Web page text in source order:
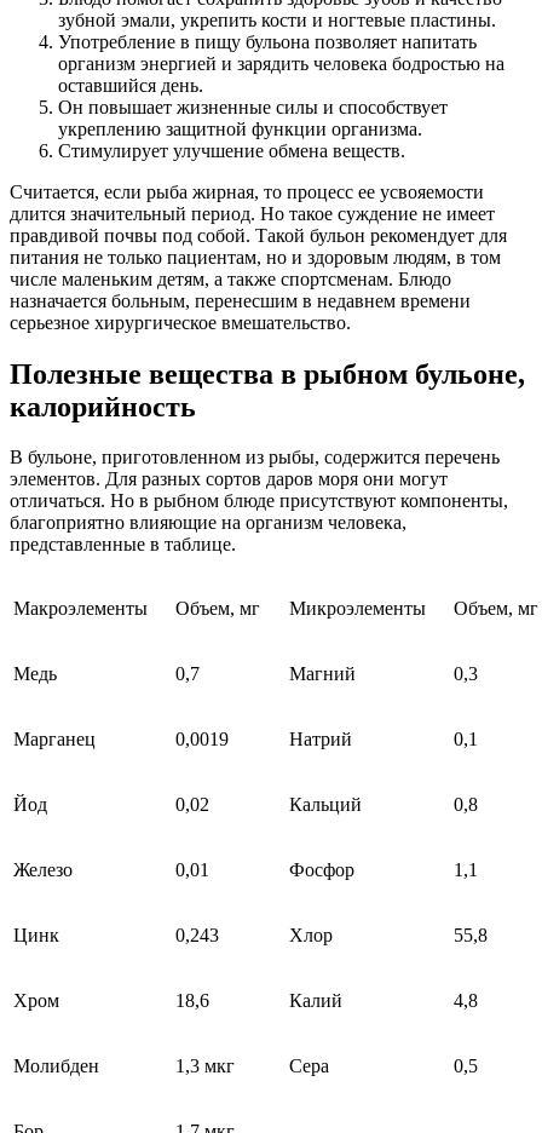
зубной эмали, укрепить кости и ногтевые пластины.
Употребление в пищу бульона позволяет напитать
организм энергией и зарядить человека бодростью на
оставшийся день.
Он повышает жизненные силы и способствует
укреплению защитной функции организма.
Стимулирует улучшение обмена веществ.
Считается, если рыба жирная, то процесс ее усвояемости
длится значительный период. Но такое суждение не имеет
правдивой почвы под собой. Такой бульон рекомендует для
питания не только пациентам, но и здоровым людям, в том
числе маленьким детям, а также спортсменам. Блюдо
назначается больным, перенесшим в недавнем времени
серьезное хирургическое вмешательство.
Полезные вещества в рыбном бульоне,
калорийность
В бульоне, приготовленном из рыбы, содержится перечень
элементов. Для разных сортов даров моря они могут
отличаться. Но в рыбном блюде присутствуют компоненты,
благоприятно влияющие на организм человека,
представленные в таблице.
Макроэлементы Объем, мг Микроэлементы Объем, мг
Медь 0,7 Магний 0,3
Марганец 0,0019 Натрий 0,1
Йод 0,02 Кальций 0,8
Железо 0,01 Фосфор 1,1
Цинк 0,243 Хлор 55,8
Хром 18,6 Калий 4,8
Молибден 1,3 мкг Сера 0,5